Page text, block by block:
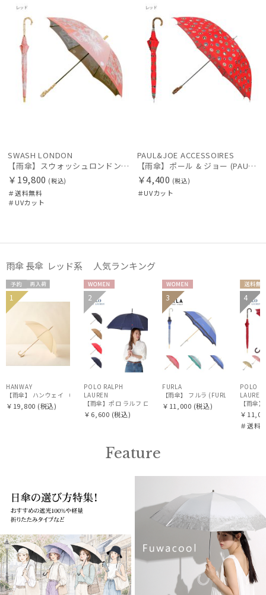
カテゴリー
ブランド
傘機能
カラー
在庫表示
販売状況
価格の高い
順
価格の低い
順
人気順
売上点数順
SWASH LONDON
【雨傘】スウォッシュロンドン (SWASH LONDON) Ferris Festivity UV加工
￥19,800 (税込)
＃送料無料
＃UVカット
PAUL&JOE ACCESSOIRES
【雨傘】ポール & ジョー (PAUL & JOE ACCESSOIRES) CATS CAMEO UV
￥4,400 (税込)
＃UVカット
雨傘 長傘 レッド系 人気ランキング
予約 再入
WOME
N
1
HANWAY
【雨傘】 ハンウェイ （HANWAY） Couturier クチュリエ 長傘 日本製
￥19,800 (税込)
WOME
N
2
POLO RALPH
LAUREN
【雨傘】ポロ ラルフ ローレン (POLO
￥6,600 (税込)
WOME
N
3
FURLA
【雨傘】 フルラ (FURLA) カラー
￥11,000 (税込)
送料無
料
4
POLO
LAUREN
￥
＃送料
Feature